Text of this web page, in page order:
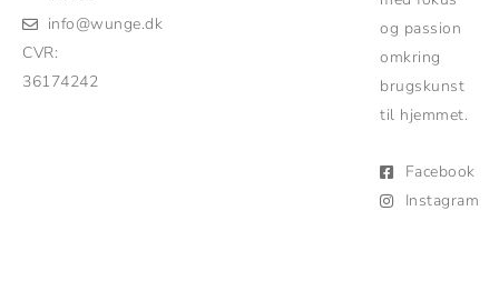
info@wunge.dk
CVR:
36174242
og passion
omkring
brugskunst
til hjemmet.
Facebook
Instagram